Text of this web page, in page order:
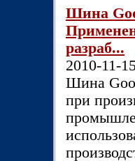
Шина
разраб...
2010-11-
Шина
при